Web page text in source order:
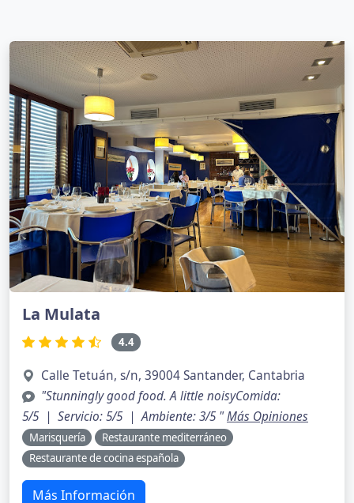
La Mulata
4.4
Calle Tetuán, s/n, 39004 Santander, Cantabria
"Stunningly good food. A little noisyComida:
5/5 | Servicio: 5/5 | Ambiente: 3/5 "Más Opiniones
Marisquería
Restaurante mediterráneo
Restaurante de cocina española
Más Información